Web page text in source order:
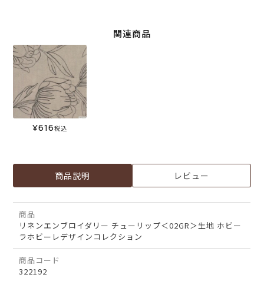
関連商品
¥616税込
商品説明 レビュー
商品
リネンエンブロイダリー チューリップ＜02GR＞生地 ホビー
ラホビーレデザインコレクション
商品コード
322192